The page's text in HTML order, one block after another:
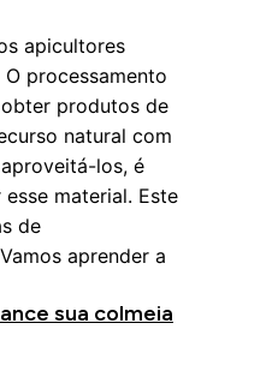
apicultores
processamento
produtos de
natural com
los, é
material. Este
de
aprender a
sua colmeia